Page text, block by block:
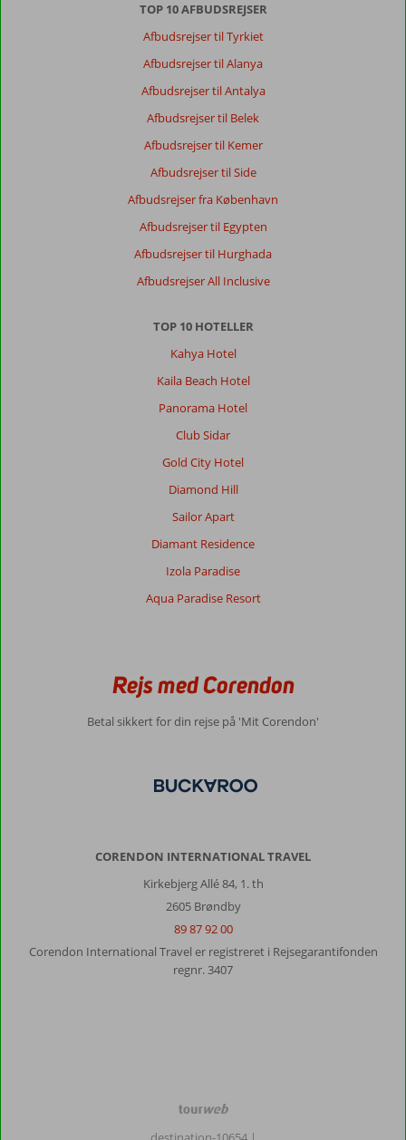
TOP 10 AFBUDSREJSER
Afbudsrejser til Tyrkiet
Afbudsrejser til Alanya
Afbudsrejser til Antalya
Afbudsrejser til Belek
Afbudsrejser til Kemer
Afbudsrejser til Side
Afbudsrejser fra København
Afbudsrejser til Egypten
Afbudsrejser til Hurghada
Afbudsrejser All Inclusive
TOP 10 HOTELLER
Kahya Hotel
Kaila Beach Hotel
Panorama Hotel
Club Sidar
Gold City Hotel
Diamond Hill
Sailor Apart
Diamant Residence
Izola Paradise
Aqua Paradise Resort
Rejs med Corendon
Betal sikkert for din rejse på 'Mit Corendon'
CORENDON INTERNATIONAL TRAVEL
Kirkebjerg Allé 84, 1. th
2605 Brøndby
89 87 92 00
Corendon International Travel er registreret i Rejsegarantifonden
regnr. 3407
TourWeb